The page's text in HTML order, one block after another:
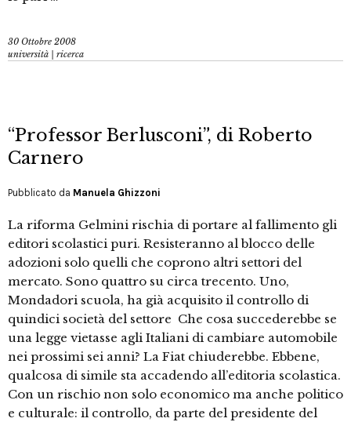
30 Ottobre 2008
università | ricerca
“Professor Berlusconi”, di Roberto
Carnero
Pubblicato da Manuela Ghizzoni
La riforma Gelmini rischia di portare al fallimento gli
editori scolastici puri. Resisteranno al blocco delle
adozioni solo quelli che coprono altri settori del
mercato. Sono quattro su circa trecento. Uno,
Mondadori scuola, ha già acquisito il controllo di
quindici società del settore Che cosa succederebbe se
una legge vietasse agli Italiani di cambiare automobile
nei prossimi sei anni? La Fiat chiuderebbe. Ebbene,
qualcosa di simile sta accadendo all’editoria scolastica.
Con un rischio non solo economico ma anche politico
e culturale: il controllo, da parte del presidente del